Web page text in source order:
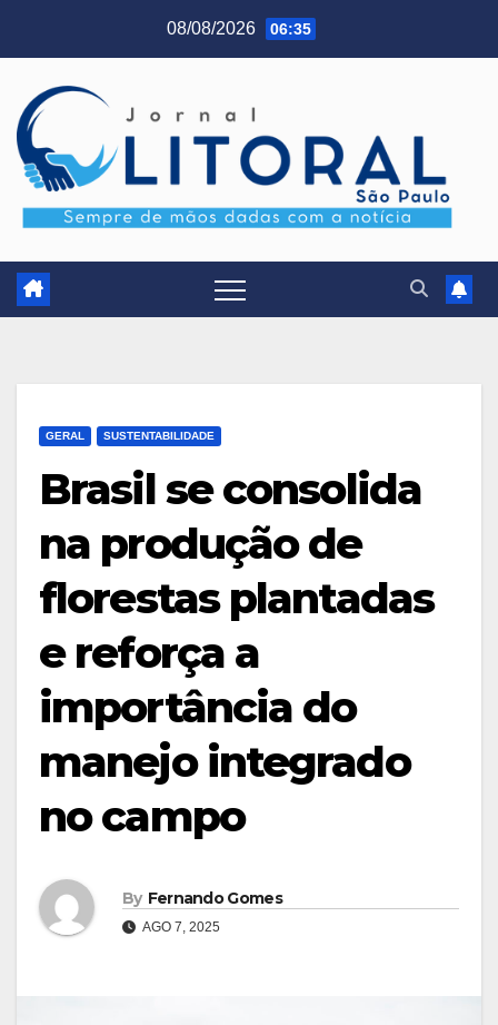
08/08/2026 06:35
GERAL SUSTENTABILIDADE
Brasil se consolida
na produção de
florestas plantadas
e reforça a
importância do
manejo integrado
no campo
By Fernando Gomes
AGO 7, 2025